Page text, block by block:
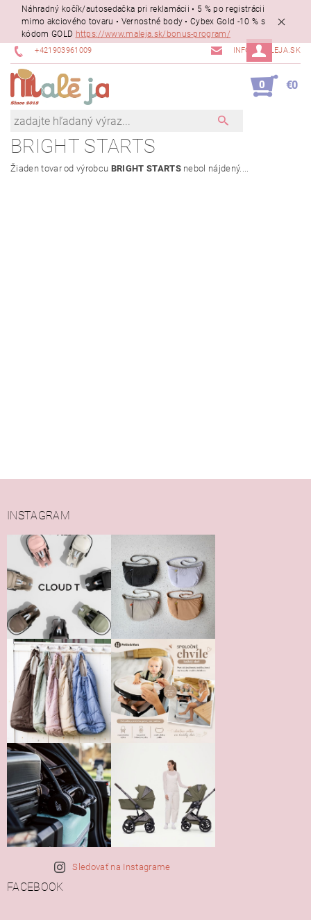
Náhradný kočík/autosedačka pri reklamácii • 5 % po registrácii
mimo akciového tovaru • Vernostné body • Cybex Gold -10 % s
kódom GOLD https://www.maleja.sk/bonus-program/
+421903961009 INFO@MALEJA.SK
0 €0
BRIGHT STARTS
Žiaden tovar od výrobcu BRIGHT STARTSnebol nájdený....
INSTAGRAM
Sledovať na Instagrame
FACEBOOK